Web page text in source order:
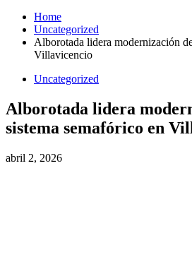
Home
Uncategorized
Alborotada lidera modernización
Villavicencio
Uncategorized
Alborotada lidera
sistema semafórico en
abril 2, 2026